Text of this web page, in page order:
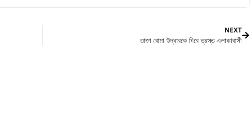
NEXT
তাজা বোমা উদ্ধারকে ঘিরে ত্রস্ত এলাকাবাসী